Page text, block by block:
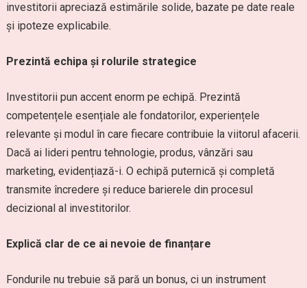
investitorii apreciază estimările solide, bazate pe date reale
și ipoteze explicabile.
Prezintă echipa și rolurile strategice
Investitorii pun accent enorm pe echipă. Prezintă
competențele esențiale ale fondatorilor, experiențele
relevante și modul în care fiecare contribuie la viitorul afacerii.
Dacă ai lideri pentru tehnologie, produs, vânzări sau
marketing, evidențiază-i. O echipă puternică și completă
transmite încredere și reduce barierele din procesul
decizional al investitorilor.
Explică clar de ce ai nevoie de finanțare
Fondurile nu trebuie să pară un bonus, ci un instrument